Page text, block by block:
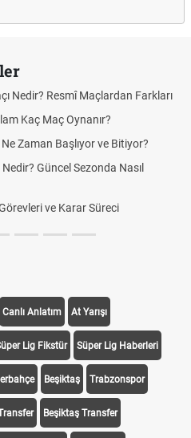
Nedir? Resmî Maçlardan Farkları
Kaç Maç Oynanır?
Zaman Başlıyor ve Bitiyor?
Güncel Sezonda Nasıl
Görevleri ve Karar Süreci
Canlı Anlatım At Yarışı
Lig Fikstür Süper Lig Haberleri
Beşiktaş Trabzonspor
Beşiktaş Transfer